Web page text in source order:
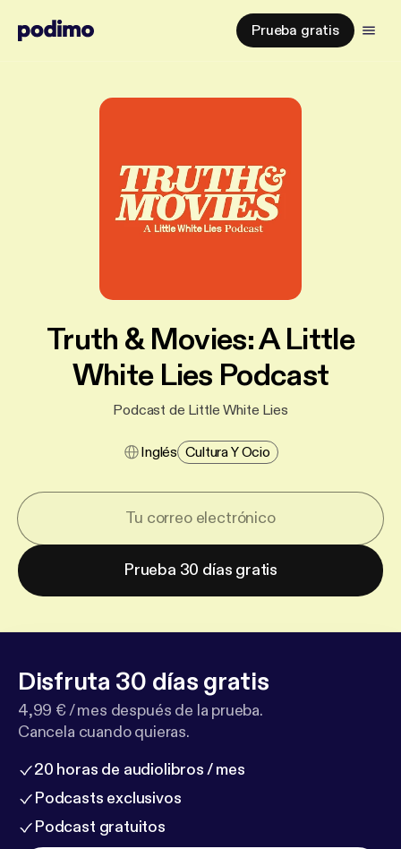
Prueba gratis
Truth & Movies: A Little
White Lies Podcast
Podcast de Little White Lies
Inglés Cultura Y Ocio
Prueba 30 días gratis
Disfruta 30 días gratis
4,99 € / mes después de la prueba.
Cancela cuando quieras.
20 horas de audiolibros / mes
Podcasts exclusivos
Podcast gratuitos